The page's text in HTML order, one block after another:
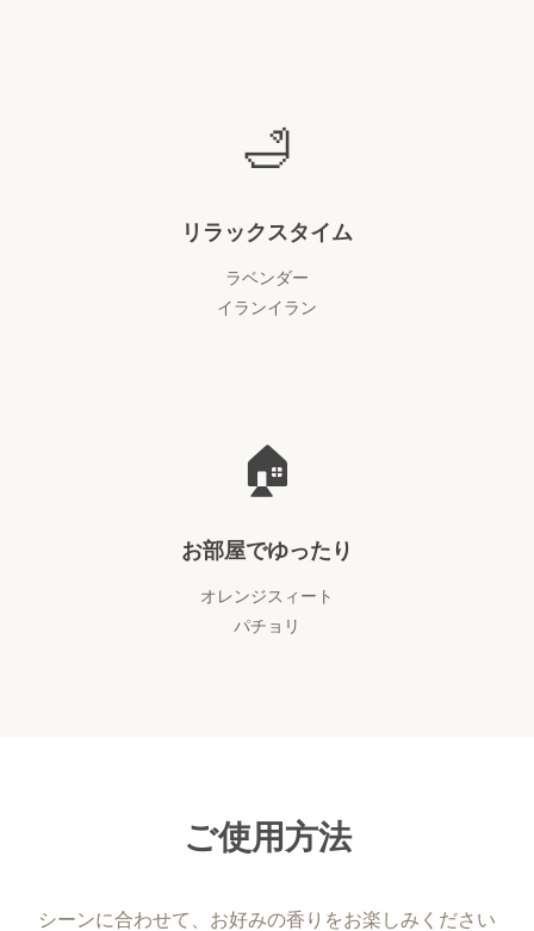
🛁
リラックスタイム
ラベンダー
イランイラン
🏠
お部屋でゆったり
オレンジスィート
パチョリ
ご使用方法
シーンに合わせて、お好みの香りをお楽しみください